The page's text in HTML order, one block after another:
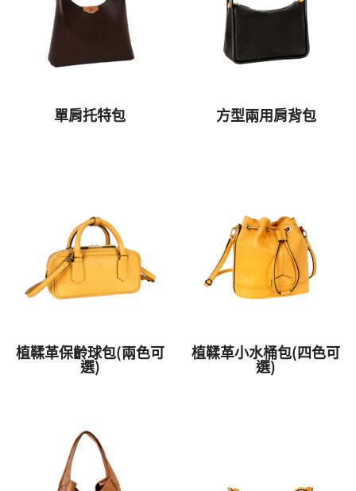
單肩托特包 方型兩用肩背包
植鞣革保齡球包(兩色可
選)
植鞣革小水桶包(四色可
選)